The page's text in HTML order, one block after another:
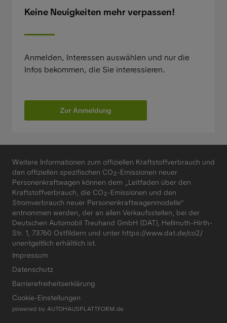
Keine Neuigkeiten mehr verpassen!
Anmelden, Interessen auswählen und nur die
Infos bekommen, die Sie interessieren.
Zur Anmeldung
Impressum
Datenschutz
Barrierefreiheitserklärung
Cookie-Einstellungen
Weitere Informationen zum offiziellen Kraftstoffverbrauch und
den offiziellen spezifischen CO₂-Emissionen neuer
Personenkraftwagen können dem „Leitfaden über den
Kraftstoffverbrauch, die CO₂-Emissionen und den
Stromverbrauch neuer Personenkraftwagenmodelle“
entnommen werden, der an allen Verkaufsstellen, bei der
Deutschen Automobil Treuhand GmbH (DAT), Hellmuth-Hirth-
Str. 1, 73760 Ostfildern und unter https://www.dat.de/co2/
unentgeltlich erhältlich ist.
powered by AUTOHAUSPLATTFORM.de